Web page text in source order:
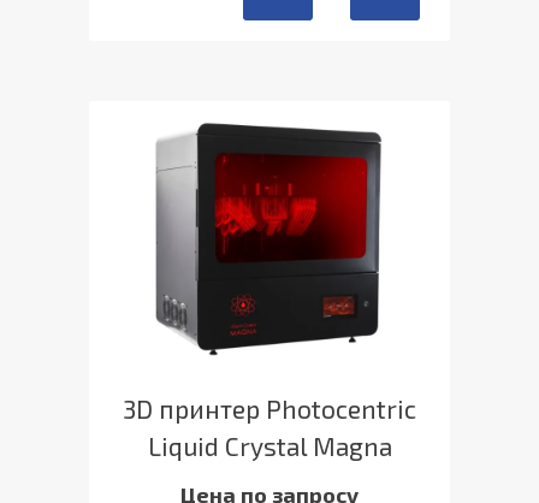
3D принтер Photocentric
Liquid Crystal Magna
Цена по запросу